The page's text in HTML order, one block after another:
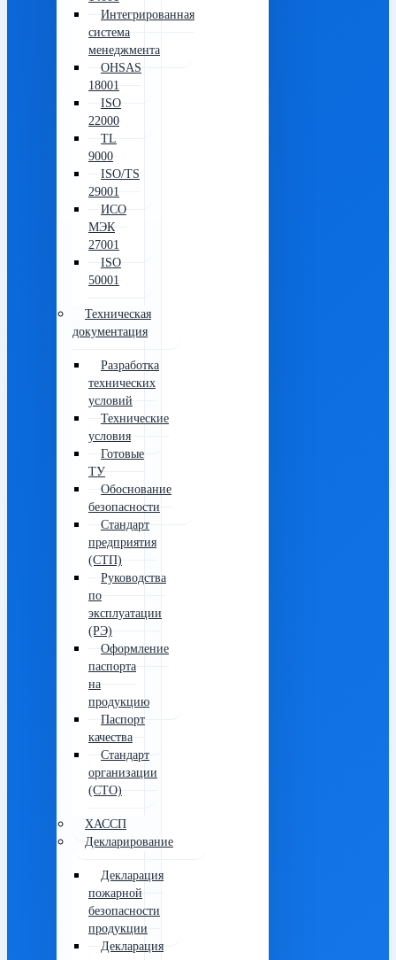
Интегрированная
система
менеджмента
OHSAS
18001
ISO
22000
TL
9000
ISO/TS
29001
ИСО
МЭК
27001
ISO
50001
Техническая
документация
Разработка
технических
условий
Технические
условия
Готовые
ТУ
Обоснование
безопасности
Стандарт
предприятия
(СТП)
Руководства
по
эксплуатации
(РЭ)
Оформление
паспорта
на
продукцию
Паспорт
качества
Стандарт
организации
(СТО)
ХАССП
Декларирование
Декларация
пожарной
безопасности
продукции
Декларация